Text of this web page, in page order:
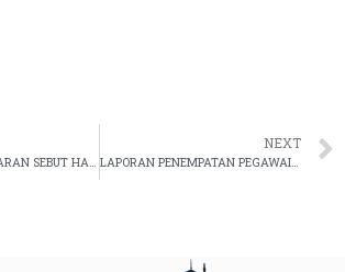
KENYATAAN TAWARAN SEBUT HARGA PEROLEHAN PERKHIDMATAN MENCETAK BUNTING, PAMPLET DAN BOOKLET BAHAGIAN-BAHAGIAN JABATAN KEHAKIMAN SYARIAH MALAYSIA (JKSM) TAHUN 2026 BAGI TEMPOH 4 BULAN
NEXT
LAPORAN PENEMPATAN PEGAWAI BAGI BULAN FEBRUARI 2026